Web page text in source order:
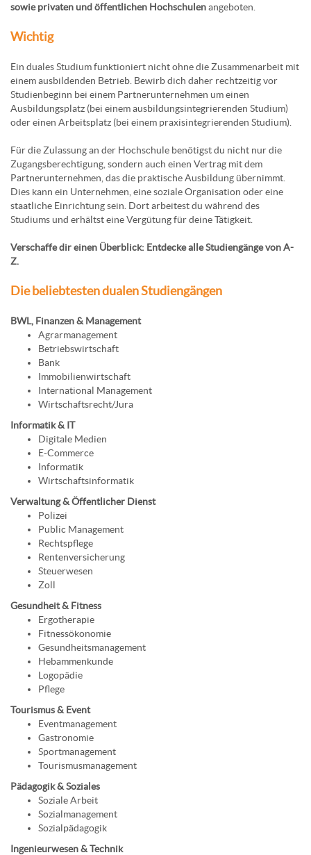
sowie privaten und öffentlichen Hochschulenangeboten.
Wichtig
Ein duales Studium funktioniert nicht ohne die Zusammenarbeit mit
einem ausbildenden Betrieb. Bewirb dich daher rechtzeitig vor
Studienbeginn bei einem Partnerunternehmen um einen
Ausbildungsplatz (bei einem ausbildungsintegrierenden Studium)
oder einen Arbeitsplatz (bei einem praxisintegrierenden Studium).
Für die Zulassung an der Hochschule benötigst du nicht nur die
Zugangsberechtigung, sondern auch einen Vertrag mit dem
Partnerunternehmen, das die praktische Ausbildung übernimmt.
Dies kann ein Unternehmen, eine soziale Organisation oder eine
staatliche Einrichtung sein. Dort arbeitest du während des
Studiums und erhältst eine Vergütung für deine Tätigkeit.
Verschaffe dir einen Überblick: Entdecke alle Studiengänge von A-
Z.
Die beliebtesten dualen Studiengängen
BWL, Finanzen & Management
Agrarmanagement
Betriebswirtschaft
Bank
Immobilienwirtschaft
International Management
Wirtschaftsrecht/Jura
Informatik & IT
Digitale Medien
E-Commerce
Informatik
Wirtschaftsinformatik
Verwaltung & Öffentlicher Dienst
Polizei
Public Management
Rechtspflege
Rentenversicherung
Steuerwesen
Zoll
Gesundheit & Fitness
Ergotherapie
Fitnessökonomie
Gesundheitsmanagement
Hebammenkunde
Logopädie
Pflege
Tourismus & Event
Eventmanagement
Gastronomie
Sportmanagement
Tourismusmanagement
Pädagogik & Soziales
Soziale Arbeit
Sozialmanagement
Sozialpädagogik
Ingenieurwesen & Technik